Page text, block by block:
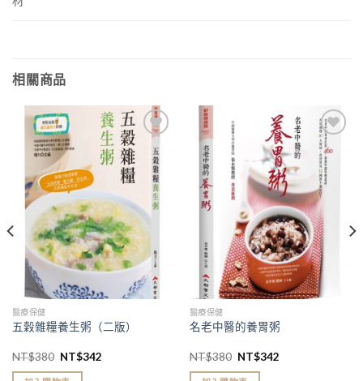
相關商品
加入
「願
望清
單」
醫療保健
五穀雜糧養生粥（二版）
NT$380 NT$342
加入
「願
望清
單」
醫療保健
名老中醫的養胃粥
NT$380 NT$342